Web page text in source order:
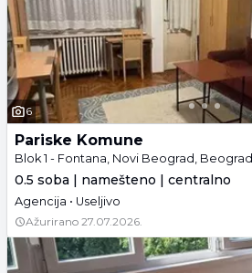
6
Pariske Komune
Blok 1 - Fontana, Novi Beograd, Beograd
0.5 soba | namešteno | centralno
Agencija • Useljivo
Ažurirano 27.07.2026.